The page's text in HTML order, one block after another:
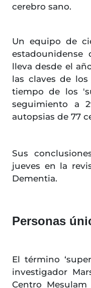
cerebro sano.
Un equipo de
estadounidense
lleva desde el
las claves de
tiempo de los
seguimiento a
autopsias de 77
Sus
jueves en la
Dementia.
Personas
El término
investigador
Centro